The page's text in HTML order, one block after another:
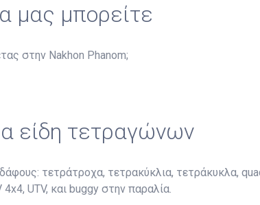
μας μπορείτε
στην Nakhon Phanom;
είδη τετραγώνων
τετράτροχα, τετρακύκλια, τετράκυκλα,
UTV, και buggy στην παραλία.